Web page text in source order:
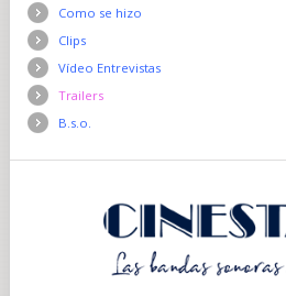
Como se hizo
Clips
Vídeo Entrevistas
Trailers
B.s.o.